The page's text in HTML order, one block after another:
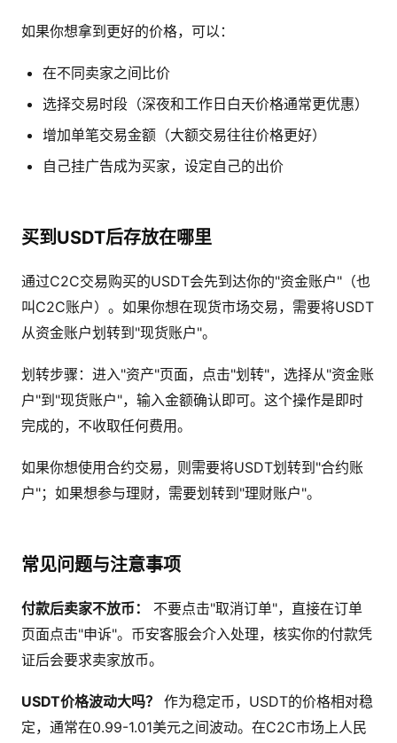
如果你想拿到更好的价格，可以：
在不同卖家之间比价
选择交易时段（深夜和工作日白天价格通常更优惠）
增加单笔交易金额（大额交易往往价格更好）
自己挂广告成为买家，设定自己的出价
买到USDT后存放在哪里
通过C2C交易购买的USDT会先到达你的"资金账户"（也
叫C2C账户）。如果你想在现货市场交易，需要将USDT
从资金账户划转到"现货账户"。
划转步骤：进入"资产"页面，点击"划转"，选择从"资金账
户"到"现货账户"，输入金额确认即可。这个操作是即时
完成的，不收取任何费用。
如果你想使用合约交易，则需要将USDT划转到"合约账
户"；如果想参与理财，需要划转到"理财账户"。
常见问题与注意事项
付款后卖家不放币：
不要点击"取消订单"，直接在订单
页面点击"申诉"。币安客服会介入处理，核实你的付款凭
证后会要求卖家放币。
USDT价格波动大吗？
作为稳定币，USDT的价格相对稳
定，通常在0.99-1.01美元之间波动。在C2C市场上人民